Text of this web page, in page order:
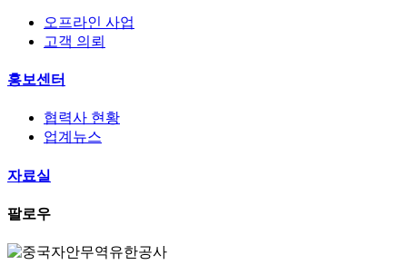
오프라인 사업
고객 의뢰
홍보센터
협력사 현황
업계뉴스
자료실
팔로우